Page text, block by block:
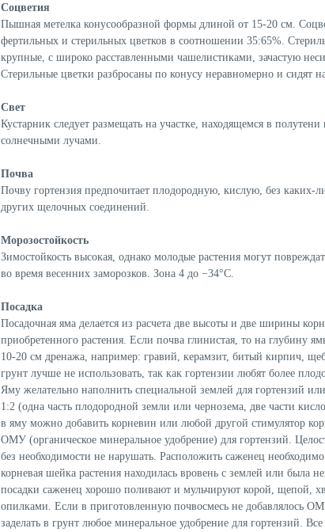
Соцветия
Пышная метелка конусообразной формы длиной от 15-20 см.
фертильных и стерильных цветков в соотношении 35:65%.
крупные, с широко расставленными чашелистиками, зачастую
Стерильные цветки разбросаны по конусу неравномерно и сидят
Свет
Кустарник следует размещать на участке, находящемся в
солнечными лучами.
Почва
Почву гортензия предпочитает плодородную, кислую, без каких-
других щелочных соединений.
Морозостойкость
Зимостойкость высокая, однако молодые растения могут
во время весенних заморозков. Зона 4 до −34°C.
Посадка
Посадочная яма делается из расчета две высоты и две ширины
приобретенного растения. Если почва глинистая, то на глубину
10-20 см дренажа, например: гравий, керамзит, битый кирпич,
грунт лучше не использовать, так как гортензии любят более
Яму желательно наполнить специальной землей для гортензий
1:2 (одна часть плодородной земли или чернозема, две части
в яму можно добавить корневин или любой другой стимулятор
ОМУ (органическое минеральное удобрение) для гортензий.
без необходимости не нарушать. Расположить саженец
корневая шейка растения находилась вровень с землей или была
посадки саженец хорошо поливают и мульчируют корой, щепой,
опилками. Если в приготовленную почвосмесь не добавлялось
заделать в грунт любое минеральное удобрение для гортензий.